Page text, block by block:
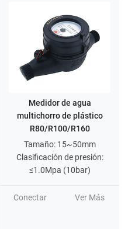
Medidor de agua
multichorro de plástico
R80/R100/R160
Tamaño: 15~50mm
Clasificación de presión:
≤1.0Mpa (10bar)
Conectar Ver Más